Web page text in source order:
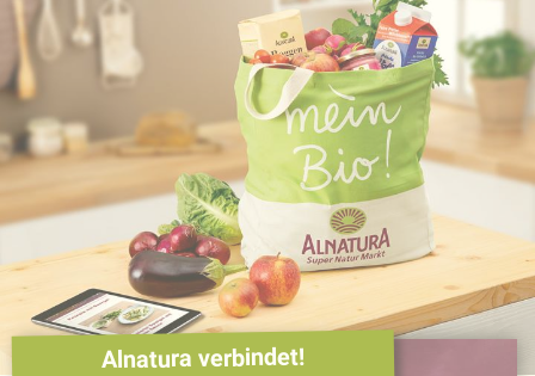
Alnatura verbindet!